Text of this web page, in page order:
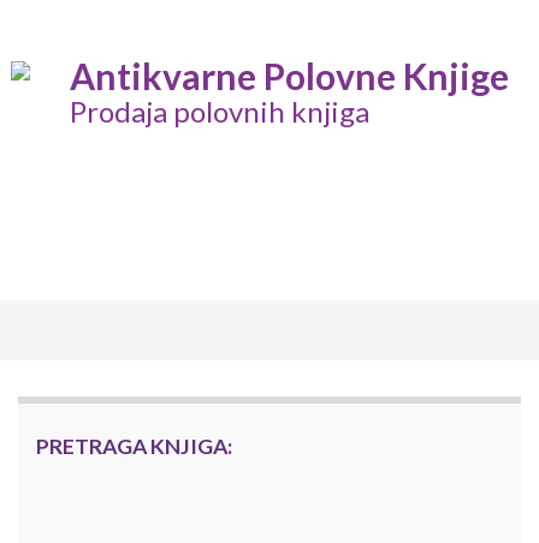
Antikvarne Polovne Knjige
Prodaja polovnih knjiga
PRETRAGA KNJIGA: